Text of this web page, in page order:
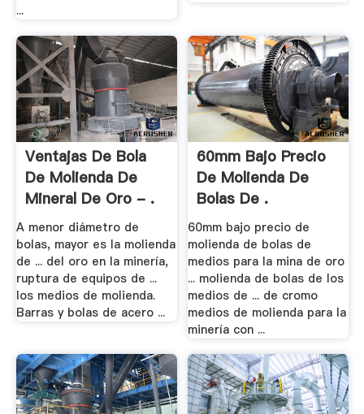
...
Ventajas De Bola
De Molienda De
Mineral De Oro - .
A menor diámetro de
bolas, mayor es la molienda
de ... del oro en la minería,
ruptura de equipos de ...
los medios de molienda.
Barras y bolas de acero ...
60mm Bajo Precio
De Molienda De
Bolas De .
60mm bajo precio de
molienda de bolas de
medios para la mina de oro
... molienda de bolas de los
medios de ... de cromo
medios de molienda para la
minería con ...